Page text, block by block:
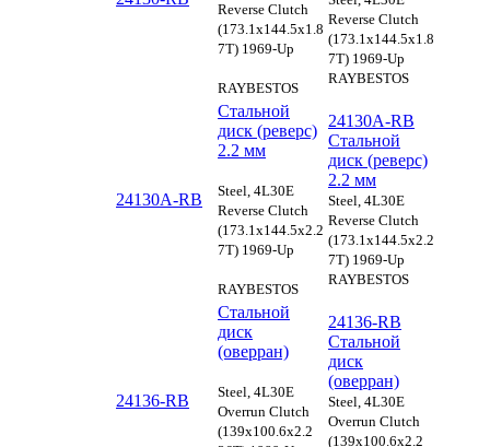
Reverse Clutch
(173.1x144.5x1.8
7T) 1969-Up
RAYBESTOS
Reverse Clutch
(173.1x144.5x1.8
7T) 1969-Up
RAYBESTOS
24130A-RB
Стальной
диск (реверс)
2.2 мм
Steel, 4L30E
Reverse Clutch
(173.1x144.5x2.2
7T) 1969-Up
RAYBESTOS
24130A-RB
Стальной
диск (реверс)
2.2 мм
Steel, 4L30E
Reverse Clutch
(173.1x144.5x2.2
7T) 1969-Up
RAYBESTOS
24136-RB
Стальной
диск
(оверран)
Steel, 4L30E
Overrun Clutch
(139x100.6x2.2
24136-RB
Стальной
диск
(оверран)
Steel, 4L30E
Overrun Clutch
(139x100.6x2.2